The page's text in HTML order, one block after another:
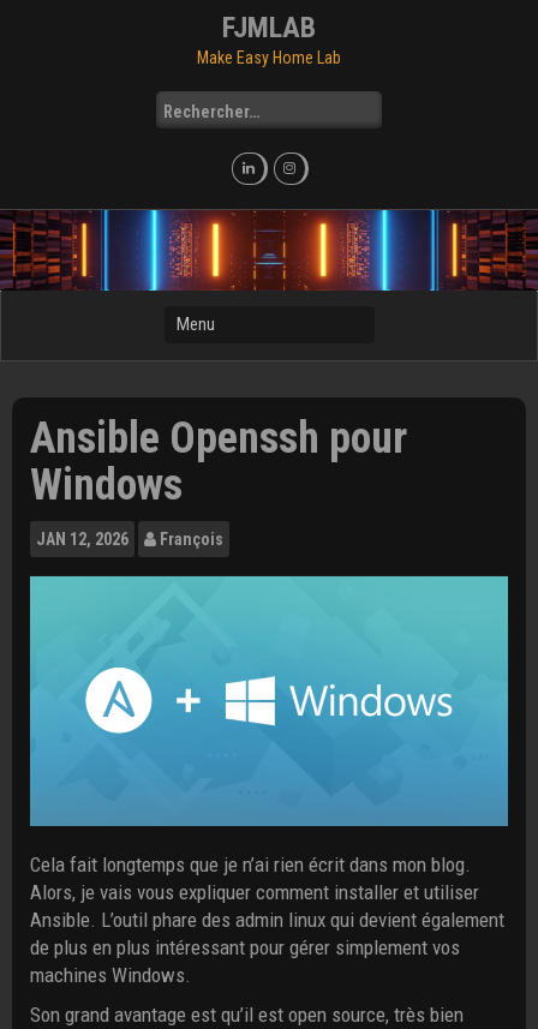
FJMLAB
Make Easy Home Lab
Rechercher :
Ansible Openssh pour
Windows
JAN 12, 2026 François
Cela fait longtemps que je n’ai rien écrit dans mon blog.
Alors, je vais vous expliquer comment installer et utiliser
Ansible. L’outil phare des admin linux qui devient également
de plus en plus intéressant pour gérer simplement vos
machines Windows.
Son grand avantage est qu’il est open source, très bien